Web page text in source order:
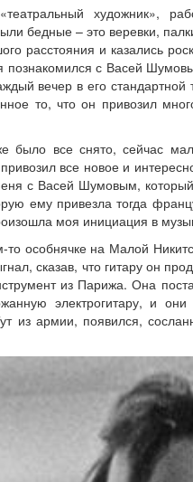
художник»,
бедные – это веревки,
расстояния и казались
с Васей
вечер в его стандартной
то, что он привозил
было все снято, сейчас
все новое и
с Васей Шумовым,
ему привезла тогда
моя инициация в
особнячке на Малой
сказав, что гитару он
из Парижа. Она
электрогитару, и
из армии, появился,